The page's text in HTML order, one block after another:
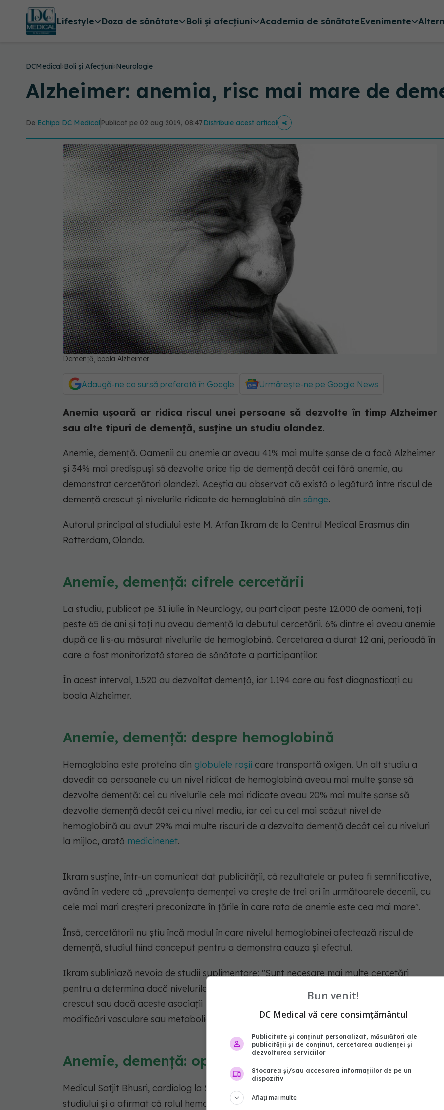
Lifestyle Doza de sănătate Boli și afecțiuni Academia de sănătateEvenimente
DCMedical›Boli și Afecțiuni›Neurologie
Alzheimer: anemia, risc mai mare de
De Echipa DC Medical Publicat pe 02 aug 2019, 08:47Distribuie acest articol
Demență, boala Alzheimer
Adaugă-ne ca sursă preferată în Google Urmărește-ne pe Google News
Anemia ușoară ar ridica riscul unei persoane să dezvolte în timp Alzheimer
sau alte tipuri de demență, susține un studiu olandez.
Anemie, demență. Oamenii cu anemie ar aveau 41% mai multe șanse de a facă Alzheimer
și 34% mai predispuși să dezvolte orice tip de demență decât cei fără anemie, au
demonstrat cercetători olandezi. Aceștia au observat că există o legătură între riscul de
demență crescut și nivelurile ridicate de hemoglobină din sânge.
Autorul principal al studiului este M. Arfan Ikram de la Centrul Medical Erasmus din
Rotterdam, Olanda.
Anemie, demență: cifrele cercetării
La studiu, publicat pe 31 iulie în Neurology, au participat peste 12.000 de oameni, toți
peste 65 de ani și toți nu aveau demență la debutul cercetării. 6% dintre ei aveau anemie
după ce li s-au măsurat nivelurile de hemoglobină. Cercetarea a durat 12 ani, perioadă în
care a fost monitorizată starea de sănătate a participanților.
În acest interval, 1.520 au dezvoltat demență, iar 1.194 care au fost diagnosticați cu
boala Alzheimer.
Anemie, demență: despre hemoglobină
Hemoglobina este proteina din globulele roșii care transportă oxigen. Un alt studiu a
dovedit că persoanele cu un nivel ridicat de hemoglobină aveau mai multe șanse să
dezvolte demență: cei cu nivelurile cele mai ridicate aveau 20% mai multe șanse să
dezvolte demență decât cei cu nivel mediu, iar cei cu cel mai scăzut nivel de
hemoglobină au avut 29% mai multe riscuri de a dezvolta demență decât cei cu niveluri
la mijloc, arată medicinenet.
Ikram susține, într-un comunicat dat publicității, că rezultatele ar putea fi semnificative,
având în vedere că „prevalența demenței va crește de trei ori în următoarele decenii, cu
cele mai mari creșteri preconizate în țările în care rata de anemie este cea mai mare".
Însă, cercetătorii nu știu încă modul în care nivelul hemoglobinei afectează riscul de
demență, studiul fiind conceput pentru a demonstra cauza și efectul.
Ikram subliniază nevoia de studii suplimentare: "Sunt necesare mai multe cercetări
pentru a determina dacă nivelurile de hemoglobină joacă un rol direct în acest risc
crescut sau dacă aceste asociații pot fi explicate prin probleme de bază sau alte
modificări vasculare sau metabolice".
Anemie, demență: opiniile altor experți
Medicul Satjit Bhusri, cardiolog la Spitalul Lenox Hill din New York, a analizat rezultatele
studiului și a afirmat că rolul hemoglobinei ca transportor de oxigen la creier ar putea fi
Bun venit!
DC Medical vă cere consimțământul
Publicitate și conținut personalizat, măsurători ale
publicității și de conținut, cercetarea audienței și
dezvoltarea serviciilor
Stocarea și/sau accesarea informațiilor de pe un
dispozitiv
Aflați mai multe